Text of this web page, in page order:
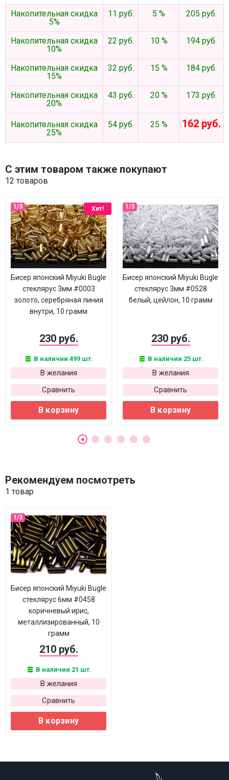
Накопительная скидка
5%
11 руб. 5 % 205 руб.
Накопительная скидка
10%
22 руб. 10 % 194 руб.
Накопительная скидка
15%
32 руб. 15 % 184 руб.
Накопительная скидка
20%
43 руб. 20 % 173 руб.
Накопительная скидка
25%
54 руб. 25 % 162 руб.
С этим товаром также покупают
12 товаров
Хит!
Бисер японский Miyuki Bugle
стеклярус 3мм #0003
золото, серебряная линия
внутри, 10 грамм
230 руб.
В наличии 499 шт.
В желания
Сравнить
В корзину
Бисер японский Miyuki Bugle
стеклярус 3мм #0528
белый, цейлон, 10 грамм
230 руб.
В наличии 25 шт.
В желания
Сравнить
В корзину
Рекомендуем посмотреть
1 товар
Бисер японский Miyuki Bugle
стеклярус 6мм #0458
коричневый ирис,
металлизированный, 10
грамм
210 руб.
В наличии 21 шт.
В желания
Сравнить
В корзину